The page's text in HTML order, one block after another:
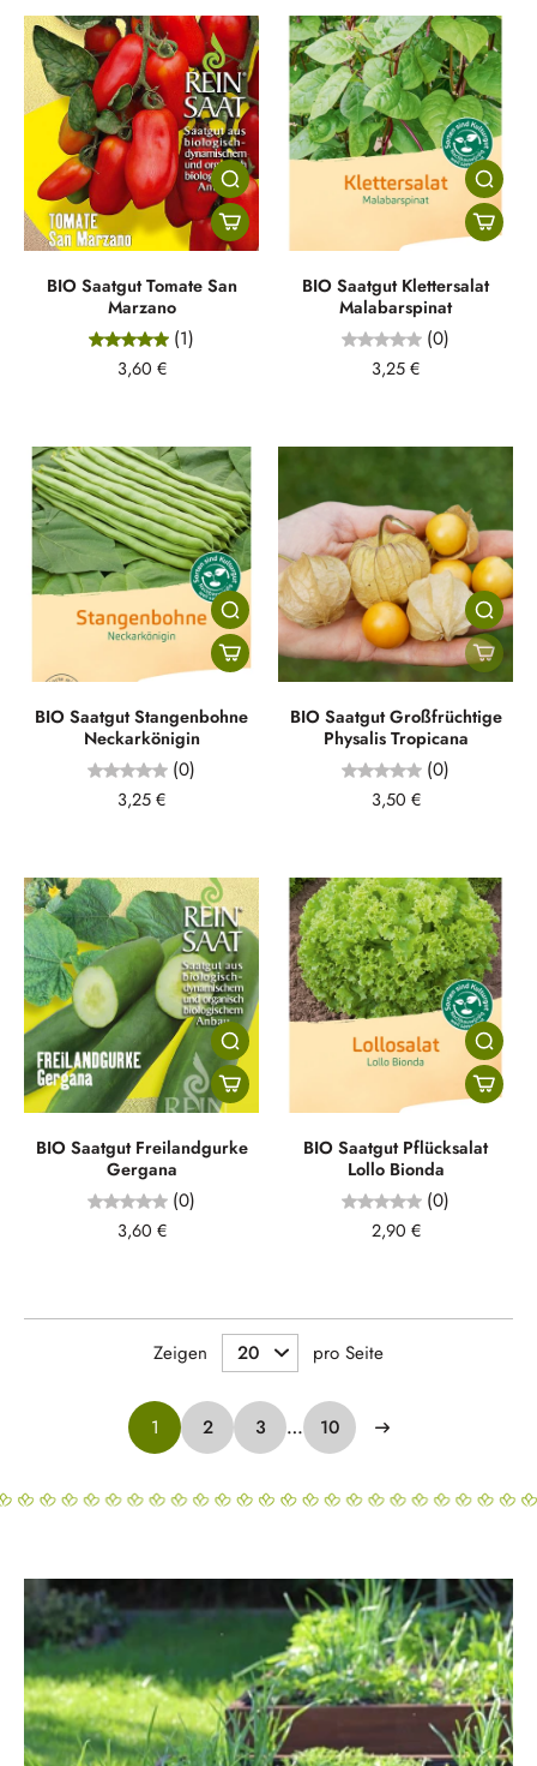
BIO Saatgut Tomate San
Marzano
(1)
3,60 €
BIO Saatgut Klettersalat
Malabarspinat
(0)
3,25 €
BIO Saatgut Stangenbohne
Neckarkönigin
(0)
3,25 €
BIO Saatgut Großfrüchtige
Physalis Tropicana
(0)
3,50 €
BIO Saatgut Freilandgurke
Gergana
(0)
3,60 €
BIO Saatgut Pflücksalat
Lollo Bionda
(0)
2,90 €
1 2 3 … 10
Zeigen pro Seite